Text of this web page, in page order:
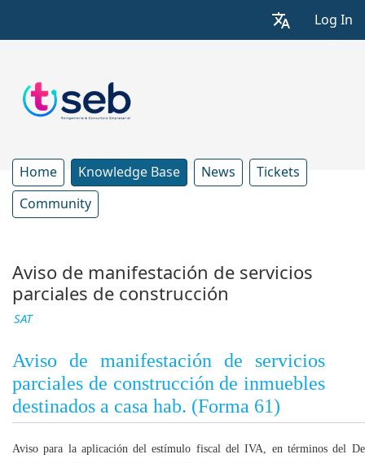
Log In
Home Knowledge Base News Tickets
Community
Aviso de manifestación de servicios
parciales de construcción
SAT
Aviso de manifestación de servicios
parciales de construcción de inmuebles
destinados a casa hab. (Forma 61)
Aviso para la aplicación del estímulo fiscal del IVA, en términos del